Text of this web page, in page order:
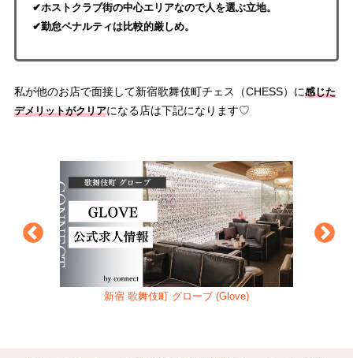
✔ホストクラブ街の中心エリアなので人を選ぶ立地。
✔勤怠ペナルティは比較的厳しめ。
私が他のお店で面接して新宿歌舞伎町チェス（CHESS）に感じた
デメリットがクリアになる店は下記になります♡
新宿 歌舞伎町 グローブ (Glove)